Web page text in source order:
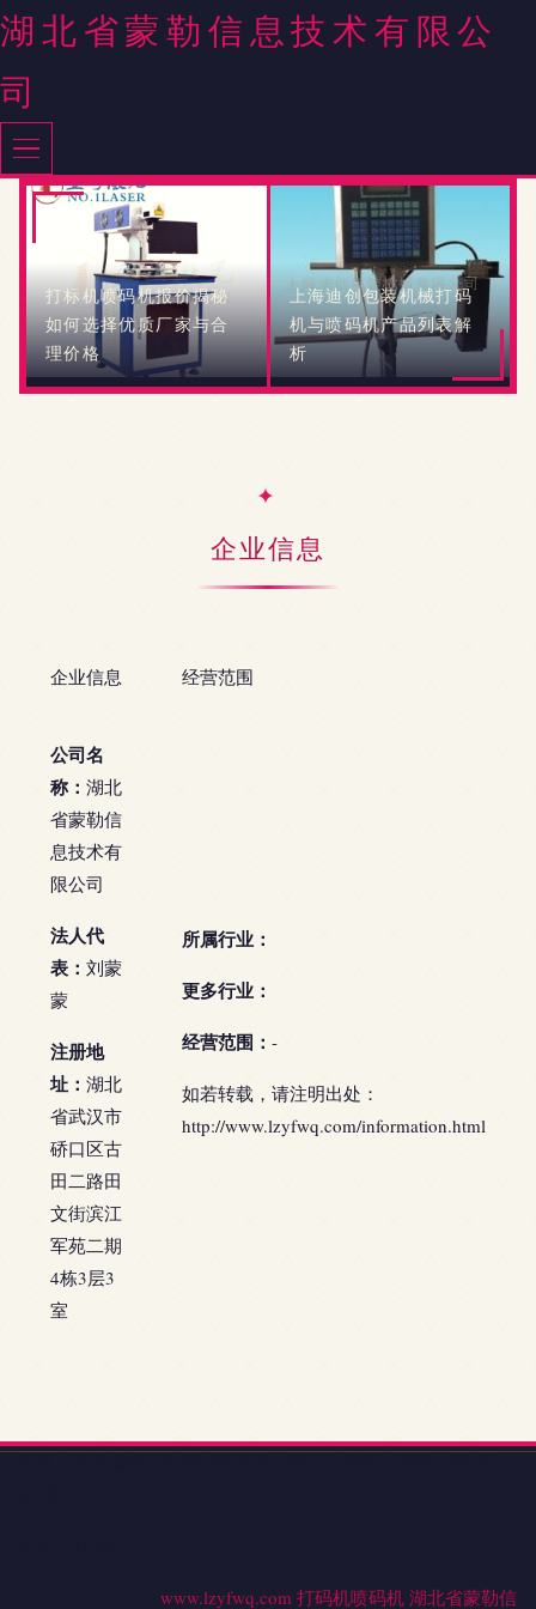
湖北省蒙勒信息技术有限公
司
打标机喷码机报价揭秘
如何选择优质厂家与合
理价格
上海迪创包装机械打码
机与喷码机产品列表解
析
企业信息
企业信息 经营范围
公司名
称： 湖北
省蒙勒信
息技术有
限公司
法人代
表： 刘蒙
蒙
注册地
址： 湖北
省武汉市
硚口区古
田二路田
文街滨江
军苑二期
4栋3层3
室
所属行业：
更多行业：
经营范围： -
如若转载，请注明出处：
http://www.lzyfwq.com/information.html
www.lzyfwq.com 打码机喷码机 湖北省蒙勒信